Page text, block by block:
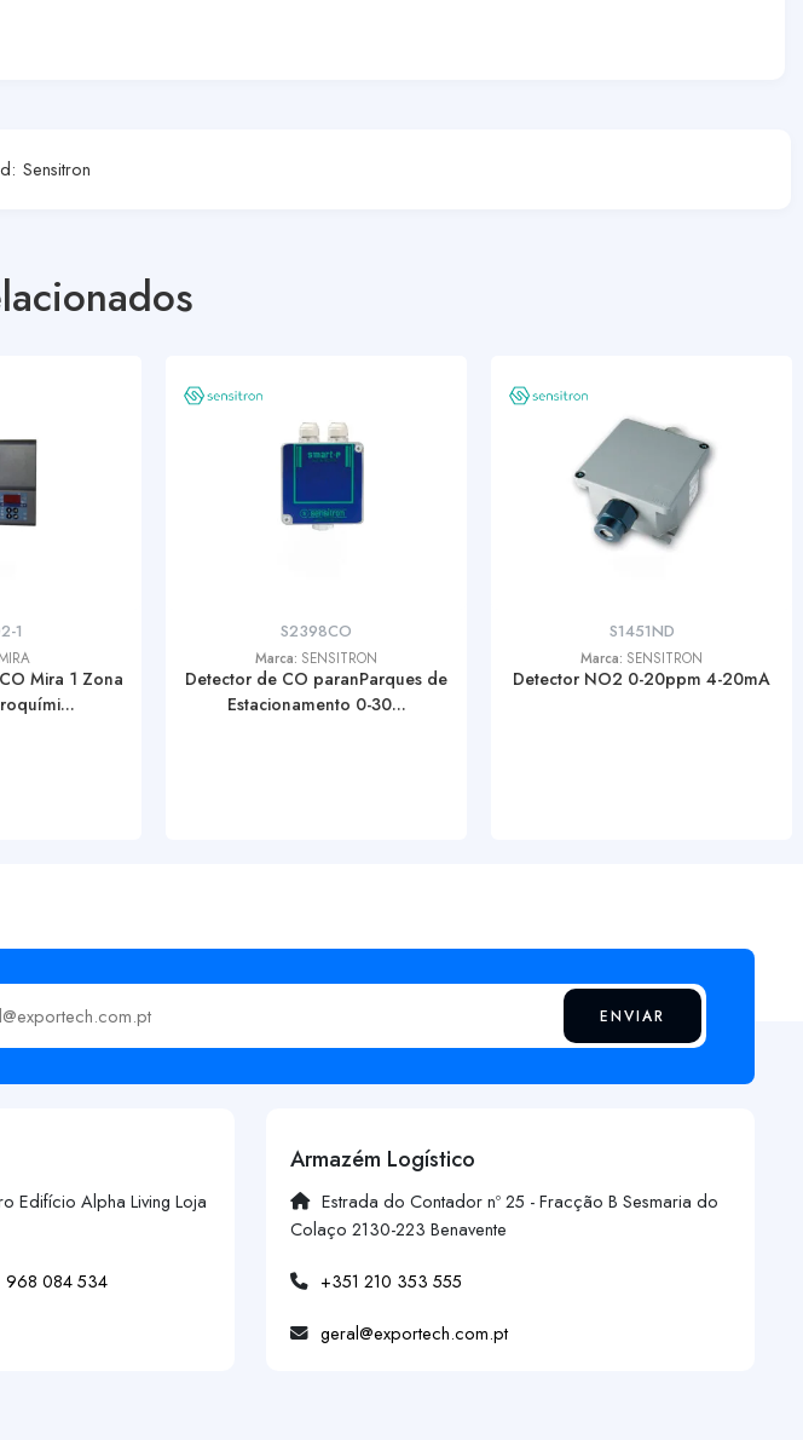
Sensitron
1
Mira 1 Zona
S2398CO
Marca: SENSITRON
Detector de CO paranParques de
Estacionamento 0-30...
S1451ND
Marca: SENSITRON
Detector NO2 0-20ppm 4-20mA
email ENVIAR
Edifício Alpha Living Loja
968 084 534
Armazém Logístico
Estrada do Contador nº 25 - Fracção B Sesmaria do
Colaço 2130-223 Benavente
+351 210 353 555
geral@exportech.com.pt